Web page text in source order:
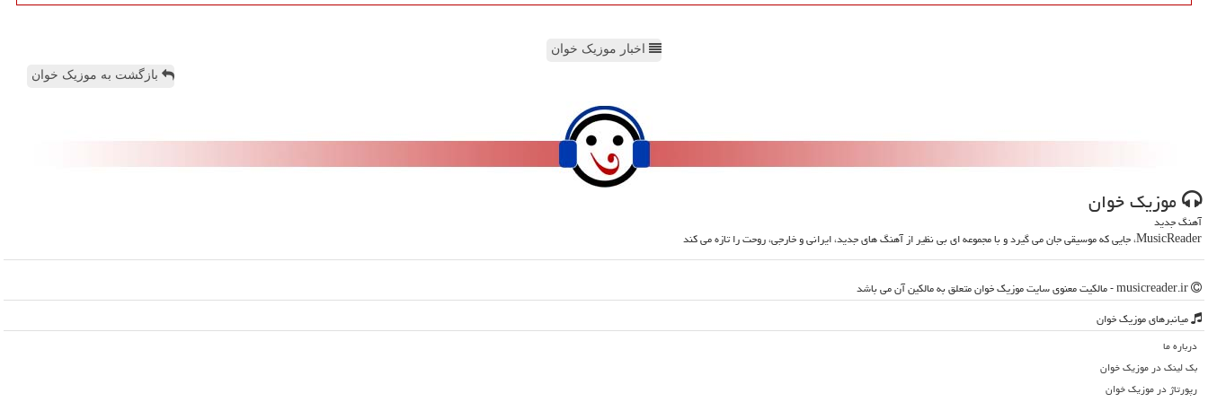
اخبار موزیک خوان
بازگشت به موزیک خوان
موزیك خوان
آهنگ جدید
MusicReader، جایی که موسیقی جان می گیرد و با مجموعه ای بی نظیر از آهنگ های جدید، ایرانی و خارجی، روحت را تازه می کند
میانبرهای موزیك خوان
درباره ما
بک لینک در موزیك خوان
رپورتاژ در موزیك خوان